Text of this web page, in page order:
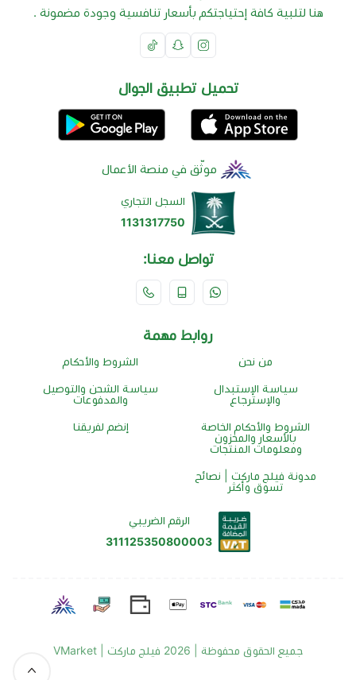
هنا لتلبية كافة إحتياجتكم بأسعار تنافسية وجودة مضمونة .
تحميل تطبيق الجوال
موثّق في منصة الأعمال
السجل التجاري
1131317750
تواصل معنا:
روابط مهمة
من نحن الشروط والأحكام
سياسة الإستبدال
والإسترجاع
سياسة الشحن والتوصيل
والمدفوعات
الشروط والأحكام الخاصة
بالأسعار والمخزون
ومعلومات المنتجات
إنضم لفريقنا
مدونة فيلج ماركت | نصائح
تسوق وأكثر
الرقم الضريبي
311125350800003
جميع الحقوق محفوظة | 2026 فيلج ماركت | VMarket